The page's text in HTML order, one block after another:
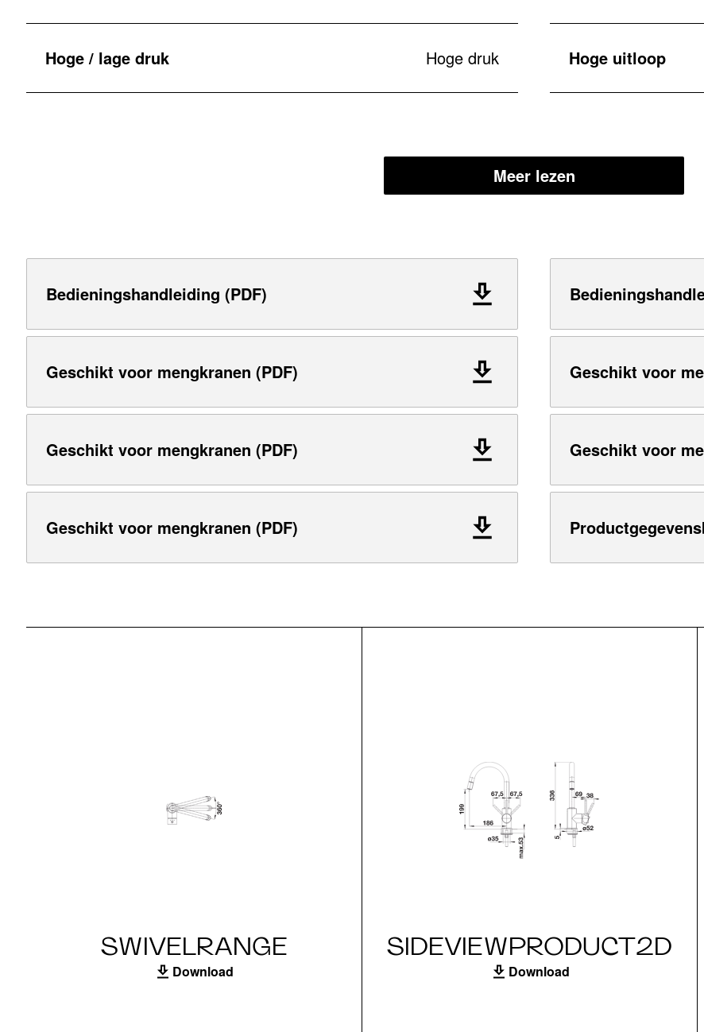
Hoge / lage druk Hoge druk Hoge uitloop
Meer lezen
Bedieningshandleiding (PDF)
Geschikt voor mengkranen (PDF) Geschikt voor
Geschikt voor mengkranen (PDF) Geschikt voor
Geschikt voor mengkranen (PDF)
SWIVELRANGE
Download
SIDEVIEWPRODUCT2D
Download